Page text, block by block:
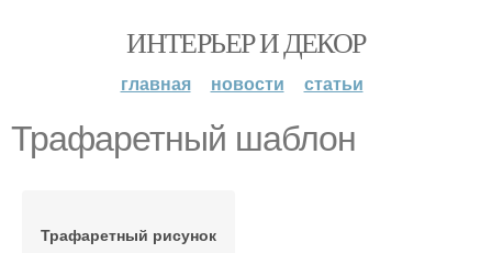
ИНТЕРЬЕР И ДЕКОР
главная новости статьи
Трафаретный шаблон
Трафаретный рисунок